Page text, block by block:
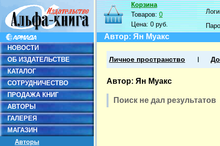
НОВОСТИ
ОБ ИЗДАТЕЛЬСТВЕ
КАТАЛОГ
СОТРУДНИЧЕСТВО
ПРОДАЖА КНИГ
АВТОРЫ
ГАЛЕРЕЯ
МАГАЗИН
Авторы
Корзина
Товаров:0
Цена:0 руб.
Автор: Ян Муакс
Личное пространство
Автор: Ян Муакс
Поиск не дал результатов